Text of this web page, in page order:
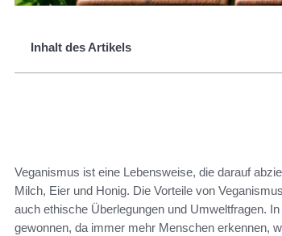
Inhalt des Artikels
Veganismus ist eine Lebensweise, die darauf
Milch, Eier und Honig. Die Vorteile von
auch ethische Überlegungen und Umweltfragen.
gewonnen, da immer mehr Menschen erkennen,